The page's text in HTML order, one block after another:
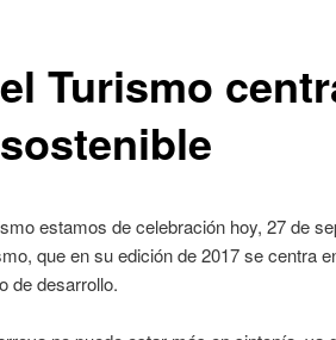
Turismo
estamos de celebración hoy, 27 de
que en su edición de 2017 se centra
de desarrollo.